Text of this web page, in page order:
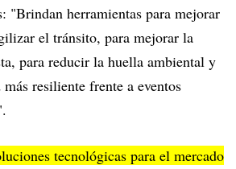
"Brindan herramientas para mejorar
el tránsito, para mejorar la
para reducir la huella ambiental y
resiliente frente a eventos
tecnológicas para el mercado